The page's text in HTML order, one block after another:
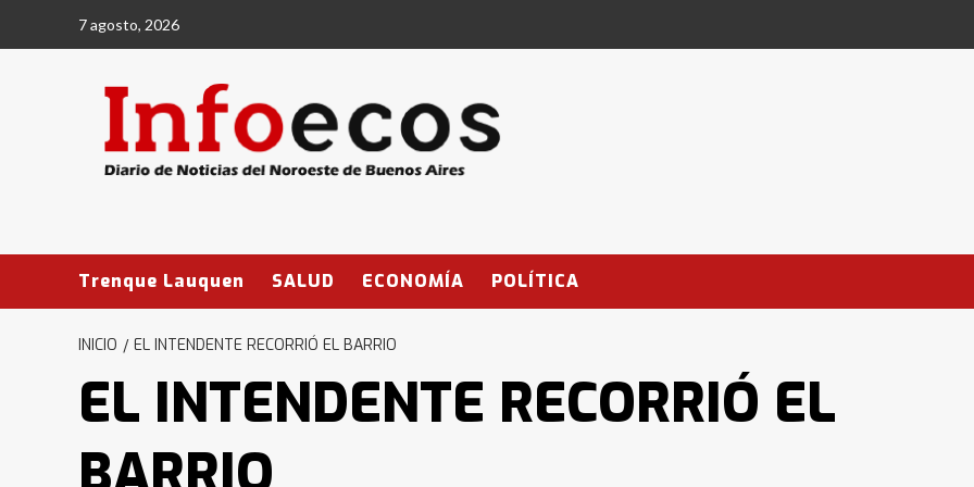
7 agosto, 2026
Trenque Lauquen SALUD ECONOMÍA POLÍTICA
INICIO EL INTENDENTE RECORRIÓ EL BARRIO
EL INTENDENTE RECORRIÓ EL